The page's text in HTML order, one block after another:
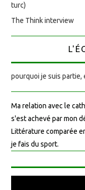
turc)
The Think interview
pourquoi je suis partie,
Ma relation avec le
s'est achevé par mon
Littérature comparée
je fais du sport.